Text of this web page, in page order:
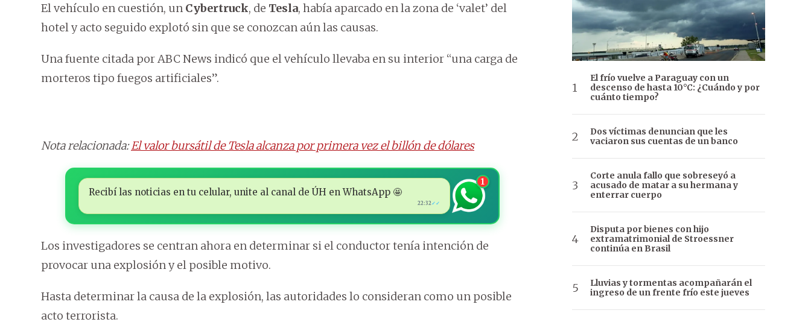
El vehículo en cuestión, un Cybertruck, de Tesla, había aparcado en la zona de ‘valet’ del
hotel y acto seguido explotó sin que se conozcan aún las causas.
Una fuente citada por ABC News indicó que el vehículo llevaba en su interior “una carga de
morteros tipo fuegos artificiales”.
Nota relacionada:El valor bursátil de Tesla alcanza por primera vez el billón de dólares
Recibí las noticias en tu celular, unite al canal de ÚH en WhatsApp 🤩
22:32✓✓
1
Los investigadores se centran ahora en determinar si el conductor tenía intención de
provocar una explosión y el posible motivo.
Hasta determinar la causa de la explosión, las autoridades lo consideran como un posible
acto terrorista.
El frío vuelve a Paraguay con un
descenso de hasta 10°C: ¿Cuándo y por
cuánto tiempo?
Dos víctimas denuncian que les
vaciaron sus cuentas de un banco
Corte anula fallo que sobreseyó a
acusado de matar a su hermana y
enterrar cuerpo
Disputa por bienes con hijo
extramatrimonial de Stroessner
continúa en Brasil
Lluvias y tormentas acompañarán el
ingreso de un frente frío este jueves